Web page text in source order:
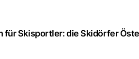
Skisportler: die Skidörfer